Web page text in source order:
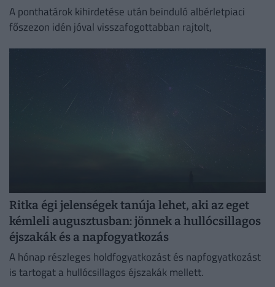
A ponthatárok kihirdetése után beinduló albérletpiaci
főszezon idén jóval visszafogottabban rajtolt,
Ritka égi jelenségek tanúja lehet, aki az eget
kémleli augusztusban: jönnek a hullócsillagos
éjszakák és a napfogyatkozás
A hónap részleges holdfogyatkozást és napfogyatkozást
is tartogat a hullócsillagos éjszakák mellett.